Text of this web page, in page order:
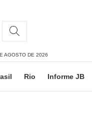
AGOSTO DE 2026
Rio Informe JB